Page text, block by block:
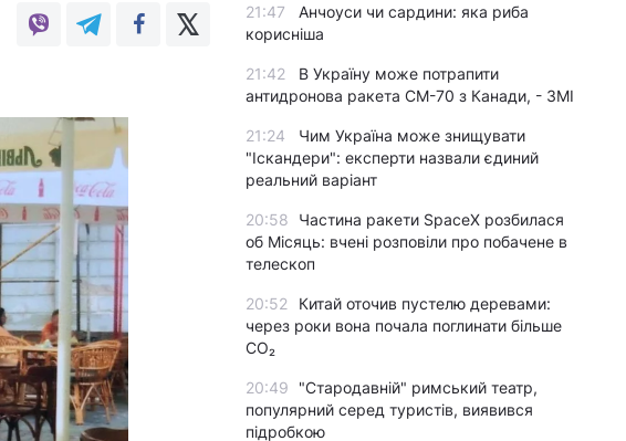
21:47
Анчоуси чи сардини: яка риба
корисніша
21:42
В Україну може потрапити
антидронова ракета CM-70 з Канади, - ЗМІ
21:24
Чим Україна може знищувати
"Іскандери": експерти назвали єдиний
реальний варіант
20:58
Частина ракети SpaceX розбилася
об Місяць: вчені розповіли про побачене в
телескоп
20:52
Китай оточив пустелю деревами:
через роки вона почала поглинати більше
CO₂
20:49
"Стародавній" римський театр,
популярний серед туристів, виявився
підробкою